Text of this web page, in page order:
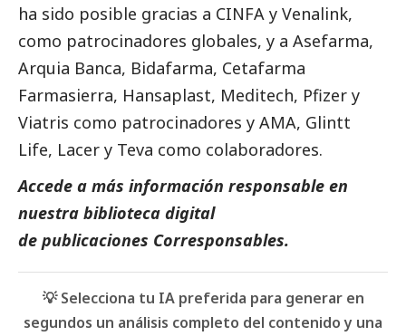
ha sido posible gracias a CINFA y Venalink,
como patrocinadores globales, y a Asefarma,
Arquia Banca, Bidafarma, Cetafarma
Farmasierra, Hansaplast, Meditech, Pfizer y
Viatris como patrocinadores y AMA, Glintt
Life, Lacer y Teva como colaboradores.
Accede a más información responsable en
nuestra biblioteca digital
de publicaciones Corresponsables.
💡 Selecciona tu IA preferida para generar en
segundos un análisis completo del contenido y una